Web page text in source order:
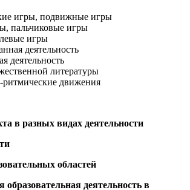
игры, подвижные игры
пальчиковые игры
игры
деятельность
деятельность
литературы
движения
в разных видах деятельности
областей
деятельность в